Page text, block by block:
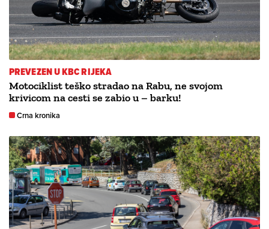
PREVEZEN U KBC RIJEKA
Motociklist teško stradao na Rabu, ne svojom
krivicom na cesti se zabio u – barku!
Crna kronika